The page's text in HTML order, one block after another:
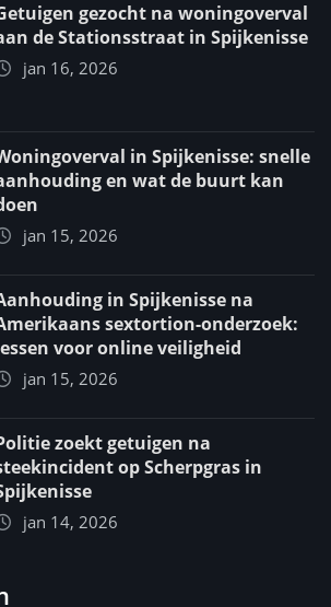
gezocht na woningoverval
de Stationsstraat in Spijkenisse
jan 16, 2026
in Spijkenisse: snelle
en wat de buurt kan
jan 15, 2026
in Spijkenisse na
sextortion-onderzoek:
voor online veiligheid
jan 15, 2026
zoekt getuigen na
op Scherpgras in
jan 14, 2026